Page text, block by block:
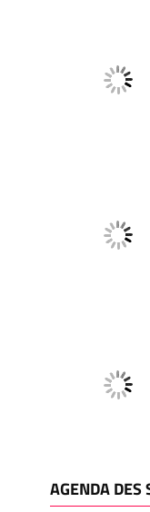
AGENDA DES